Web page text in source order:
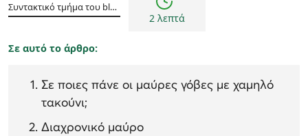
Συντακτικό τμήμα του blog epapoutsia.gr
2 λεπτά
Σε αυτό το άρθρο:
Σε ποιες πάνε οι μαύρες γόβες με χαμηλό
τακούνι;
Διαχρονικό μαύρο